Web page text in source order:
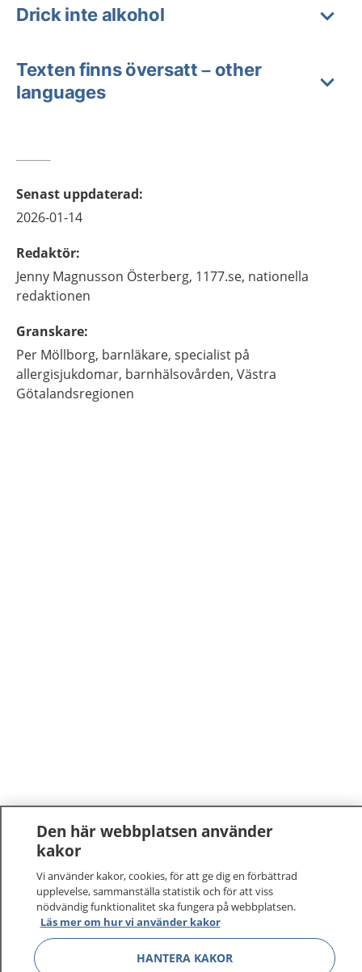
Drick inte alkohol
Texten finns översatt – other
languages
Senast uppdaterad:
2026-01-14
Redaktör:
Jenny Magnusson Österberg, 1177.se, nationella
redaktionen
Granskare:
Per Möllborg, barnläkare, specialist på
allergisjukdomar, barnhälsovården, Västra
Götalandsregionen
1177 –tryggt om din hälsa och vård
På 1177.se får du råd om hälsa och information om
sjukdomar och vilka mottagningar du kan kontakta.
Logga in för att läsa din journal och göra dina
vårdärenden. Ring telefonnummer 1177 för
sjukvårdsrådgivning dygnet runt.
Den här webbplatsen använder
kakor
Vi använder kakor, cookies, för att ge dig en förbättrad
upplevelse, sammanställa statistik och för att viss
nödvändig funktionalitet ska fungera på webbplatsen.
Läs mer om hur vi använder kakor
HANTERA KAKOR